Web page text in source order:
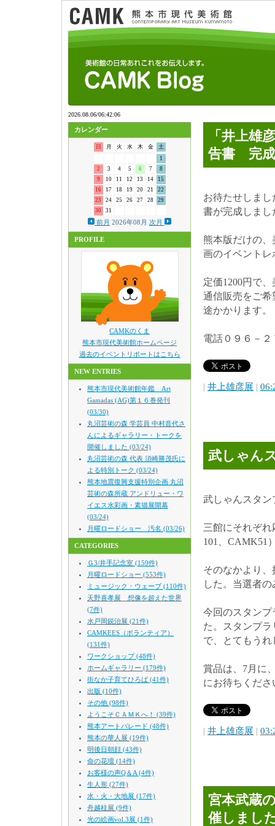
カレンダー
日 月 火 水 木 金
土
1
2
3 4 5 6 7
8
9
10 11 12 13 14
15
16
17 18 19 20 21
22
23
24 25 26 27 28
29
30
31
前月 2026年08月 次月
PROFILE
CAMKのくま
熊本市現代美術館ホームページ
過去のイベントリポートはこちら
NEW ENTRIES
熊本市現代美術館年鑑 Art
Gamadas (AG)第１６巻発刊
(03/30)
丸沼芸術の森 学芸員 中村音代さ
んによるギャラリー・トークを
開催しました (03/24)
丸沼芸術の森 代表 須崎勝茂氏に
よる特別トーク (03/24)
熊本地震復興支援特別企画 丸沼
芸術の森所蔵 アンドリュー・ワ
イエス水彩画・素描展開幕
(03/24)
月曜ロードショー 汚名 (03/26)
CATEGORIES
Ｇ3/井手記念室 (159件)
月曜ロードショー (553件)
ミュージック・ウェーブ (110件)
天野喜孝展 想像を超えた世界
(7件)
水戸岡鋭治展 (21件)
CAMKEES（ボランティア）
(131件)
ワークショップ (48件)
ホームギャラリー (179件)
街なか子育てひろば (41件)
出版 (10件)
その他 (98件)
ようこそＣＡＭＫへ！ (39件)
熊本アートパレード (48件)
熊本の華人展 (19件)
明後日朝顔 (43件)
命の花壇 (14件)
お客様の声Q＆A (4件)
生人形 (27件)
水・火・大地展 (17件)
舟越桂展 (9件)
光の絵画vol.3展 (1件)
「井上
告書 完
お待たせしま
書が完成しまし
熊本版だけの
画のイベント
定価1200円で
通信販売をご
途かかります。
電話０９６－
| 井上雄彦展 |
武しゃん
武しゃんスタ
三館にそれぞれ
101、CAMK51
そのなかより
した。当選者
今回のスタン
た。スタンプ
で、とてもう
賞品は、7月に
にお待ちくださ
| 井上雄彦展 |
宮本武蔵
催しまし